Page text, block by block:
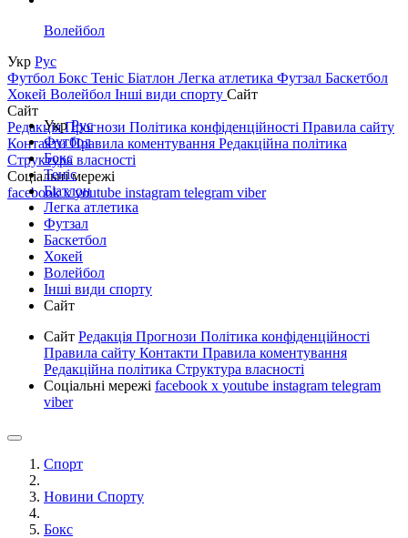
Волейбол
Укр Рус
Футбол Бокс Теніс Біатлон Легка атлетика Футзал Баскетбол
Хокей Волейбол Інші види спорту Сайт
Сайт
РедакціяПрогнози Політика конфіденційності Правила сайту
КонтактиПравила коментування Редакційна політика
Структура власності
Соціальні мережі
facebookxyoutube instagram telegram viber
УкрРус
Футбол
Бокс
Теніс
Біатлон
Легка атлетика
Футзал
Баскетбол
Хокей
Волейбол
Інші види спорту
Сайт
Сайт Редакція Прогнози Політика конфіденційності
Правила сайту Контакти Правила коментування
Редакційна політика Структура власності
Соціальні мережі facebook x youtube instagram telegram
viber
Спорт
Новини Спорту
Бокс